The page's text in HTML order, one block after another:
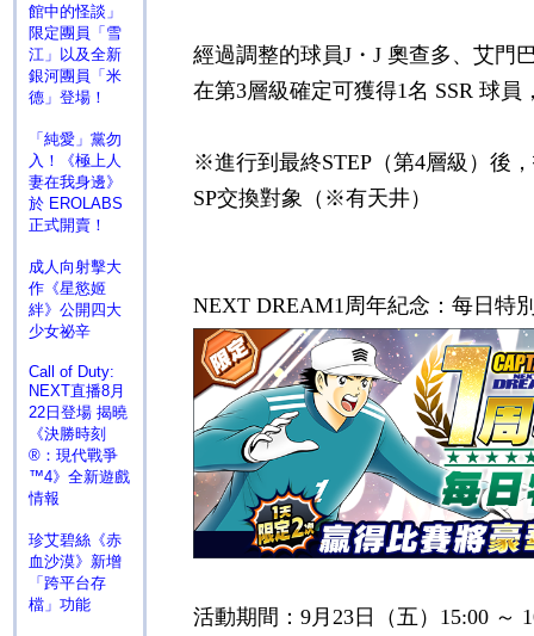
館中的怪談」
限定團員「雪
江」以及全新
銀河團員「米
德」登場！
「純愛」黨勿
入！《極上人
妻在我身邊》
於 EROLABS
正式開賣！
成人向射擊大
作《星慾姬
絆》公開四大
少女祕辛
Call of Duty:
NEXT直播8月
22日登場 揭曉
《決勝時刻
®：現代戰爭
™4》全新遊戲
情報
珍艾碧絲《赤
血沙漠》新增
「跨平台存
檔」功能
經過調整的球員J ・ J 奧查多、艾門
在第3層級確定可獲得1名 SSR 球員
※進行到最終STEP （第4層級）後
SP交換對象（※有天井）
NEXT DREAM1周年紀念：每日特
活動期間： 9月 23 日（五） 15:00 ～